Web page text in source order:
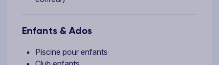
Enfants & Ados
Piscine pour enfants